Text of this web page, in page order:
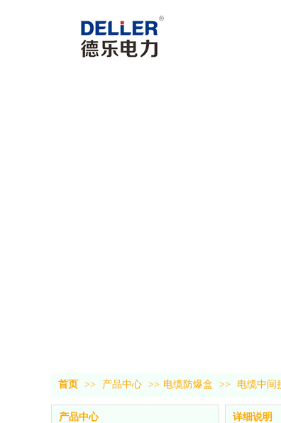
首页 >> 产品中心 >> 电缆防爆盒 >> 电缆中间
产品中心 详细说明